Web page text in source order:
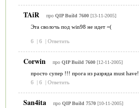
TAiR про QIP Build 7600[13-11-2005]
Эта сволочь под win98 не идет =(
6 | 6 | Ответить
Corwin про QIP Build 7600[12-11-2005]
просто супер !!! прога из разряда must have!
6
| 6 | Ответить
San4ita про QIP Build 7570[10-11-2005]